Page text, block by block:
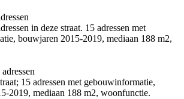
in deze straat. 15 adressen met
bouwjaren 2015-2019, mediaan 188 m2,
15 adressen met gebouwinformatie,
2019, mediaan 188 m2, woonfunctie.